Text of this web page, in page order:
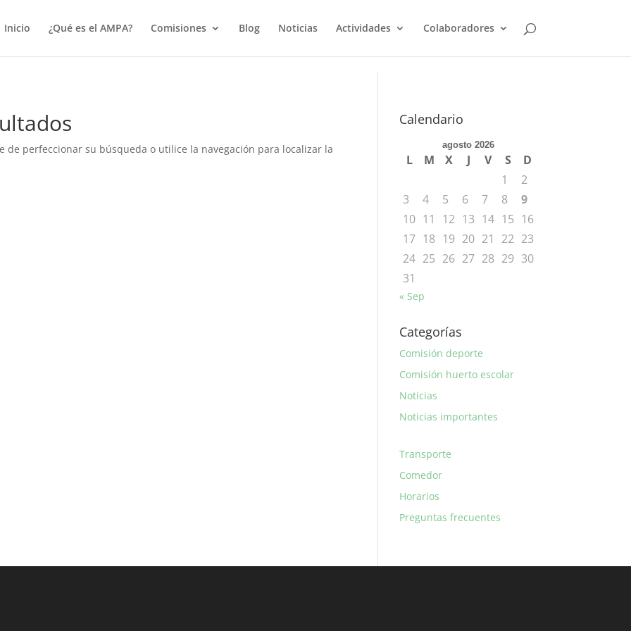
Inicio
¿Qué es el AMPA? Comisiones Blog Noticias Actividades Colaboradores
de perfeccionar su búsqueda o utilice la navegación para localizar la
Calendario
agosto 2026
L M X J V S
D
1
2
3
4 5 6 7 8
9
10 11 12 13 14 15 16
17 18 19 20 21 22 23
24 25 26 27 28 29 30
31
« Sep
Categorías
Comisión deporte
Comisión huerto escolar
Noticias
Noticias importantes
Transporte
Comedor
Horarios
Preguntas frecuentes